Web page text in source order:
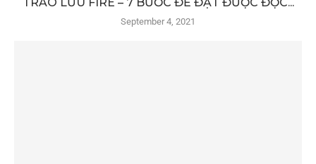
September 4, 2021